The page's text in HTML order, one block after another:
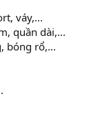
váy,...
quần dài,...
bóng rổ,...